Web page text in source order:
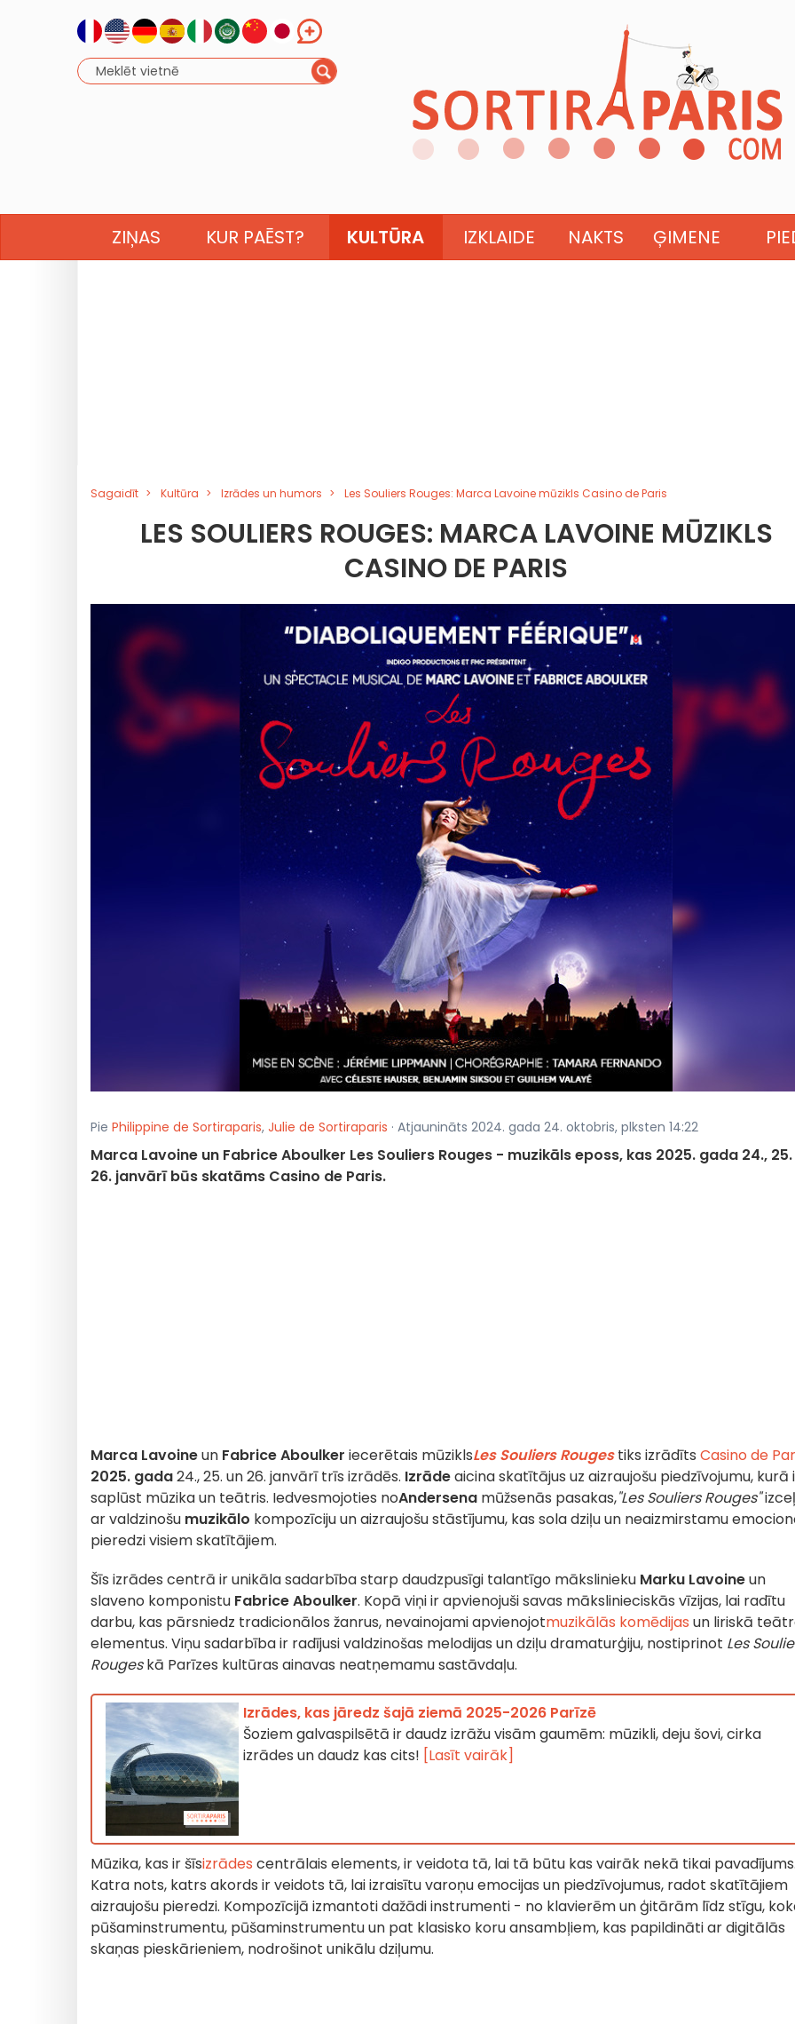
ZIŅAS KUR PAĒST? KULTŪRA IZKLAIDE NAKTS ĢIMENE
Sagaidīt Kultūra Izrādes un humors Les Souliers Rouges: Marca Lavoine mūzikls Casino de Paris
LES SOULIERS ROUGES: MARCA LAVOINE MŪZIKLS
CASINO DE PARIS
Pie Philippine de Sortiraparis, Julie de Sortiraparis · Atjaunināts 2024. gada 24. oktobris, plksten 14:22
Marca Lavoine un Fabrice Aboulker Les Souliers Rouges - muzikāls eposs, kas 2025. gada 24.,
26. janvārī būs skatāms Casino de Paris.
Marca Lavoineun Fabrice Aboulker iecerētais mūziklsLes Souliers Rougestiks izrādīts Casino de
2025. gada24., 25. un 26. janvārī trīs izrādēs. Izrādeaicina skatītājus uz aizraujošu piedzīvojumu, kurā
saplūst mūzika un teātris. Iedvesmojoties noAndersena mūžsenās pasakas,"Les Souliers Rouges"
ar valdzinošu muzikālo kompozīciju un aizraujošu stāstījumu, kas sola dziļu un neaizmirstamu
pieredzi visiem skatītājiem.
Šīs izrādes centrā ir unikāla sadarbība starp daudzpusīgi talantīgo mākslinieku Marku Lavoineun
slaveno komponistu Fabrice Aboulker. Kopā viņi ir apvienojuši savas mākslinieciskās vīzijas, lai radītu
darbu, kas pārsniedz tradicionālos žanrus, nevainojami apvienojotmuzikālās komēdijas un liriskā
elementus. Viņu sadarbība ir radījusi valdzinošas melodijas un dziļu dramaturģiju, nostiprinot Les
Rougeskā Parīzes kultūras ainavas neatņemamu sastāvdaļu.
Izrādes, kas jāredz šajā ziemā 2025-2026 Parīzē
Šoziem galvaspilsētā ir daudz izrāžu visām gaumēm: mūzikli, deju šovi, cirka
izrādes un daudz kas cits! [Lasīt vairāk]
Mūzika, kas ir šīsizrādes centrālais elements, ir veidota tā, lai tā būtu kas vairāk nekā tikai
Katra nots, katrs akords ir veidots tā, lai izraisītu varoņu emocijas un piedzīvojumus, radot skatītājiem
aizraujošu pieredzi. Kompozīcijā izmantoti dažādi instrumenti - no klavierēm un ģitārām līdz stīgu,
pūšaminstrumentu, pūšaminstrumentu un pat klasisko koru ansambļiem, kas papildināti ar digitālās
skaņas pieskārieniem, nodrošinot unikālu dziļumu.